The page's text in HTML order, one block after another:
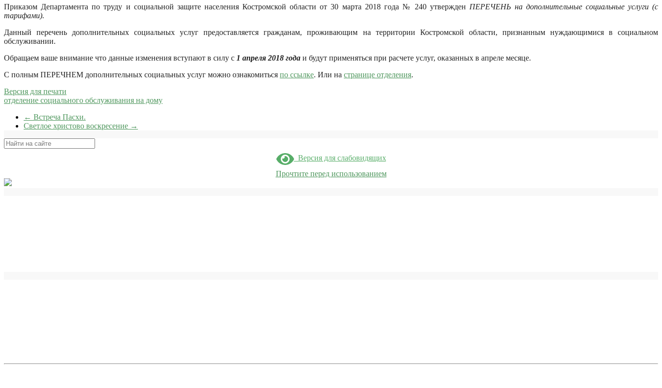
Приказом Департамента по труду и социальной защите населения Костромской области от 30 марта 2018 года № 240 утвержден ПЕРЕЧЕНЬ на дополнительные социальные услуги (с
тарифами).
Данный перечень дополнительных социальных услуг предоставляется гражданам, проживающим на территории Костромской области, признанным нуждающимися в социальном
обслуживании.
Обращаем ваше внимание что данные изменения вступают в силу с 1 апреля 2018 года и будут применяться при расчете услуг, оказанных в апреле месяце.
С полным ПЕРЕЧНЕМ дополнительных социальных услуг можно ознакомиться по ссылке. Или на странице отделения.
Версия для печати
отделение социального обслуживания на дому
← Встреча Пасхи.
Светлое христово воскресение →
Поиск
Версия для слабовидящих
Прочтите перед использованием